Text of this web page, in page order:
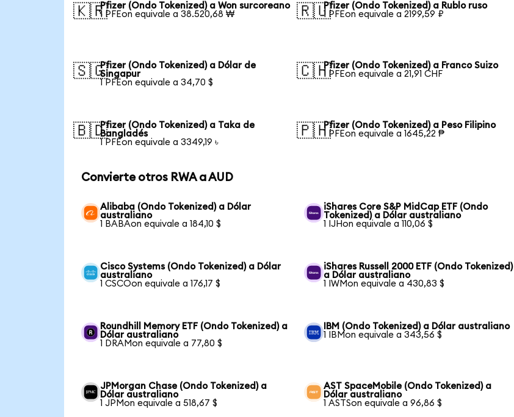
🇰🇷Pfizer (Ondo Tokenized) a Won surcoreano
1 PFEon equivale a 38.520,68 ₩
🇷🇺Pfizer (Ondo Tokenized) a Rublo ruso
1 PFEon equivale a 2199,59 ₽
🇸🇬Pfizer (Ondo Tokenized) a Dólar de
Singapur
1 PFEon equivale a 34,70 $
🇨🇭Pfizer (Ondo Tokenized) a Franco Suizo
1 PFEon equivale a 21,91 CHF
🇧🇩Pfizer (Ondo Tokenized) a Taka de
Bangladés
1 PFEon equivale a 3349,19 ৳
🇵🇭Pfizer (Ondo Tokenized) a Peso Filipino
1 PFEon equivale a 1645,22 ₱
Convierte otros RWA a AUD
Alibaba (Ondo Tokenized) a Dólar
australiano
1 BABAon equivale a 184,10 $
iShares Core S&P MidCap ETF (Ondo
Tokenized) a Dólar australiano
1 IJHon equivale a 110,06 $
Cisco Systems (Ondo Tokenized) a Dólar
australiano
1 CSCOon equivale a 176,17 $
iShares Russell 2000 ETF (Ondo Tokenized)
a Dólar australiano
1 IWMon equivale a 430,83 $
Roundhill Memory ETF (Ondo Tokenized) a
Dólar australiano
1 DRAMon equivale a 77,80 $
IBM (Ondo Tokenized) a Dólar australiano
1 IBMon equivale a 343,56 $
JPMorgan Chase (Ondo Tokenized) a
Dólar australiano
1 JPMon equivale a 518,67 $
AST SpaceMobile (Ondo Tokenized) a
Dólar australiano
1 ASTSon equivale a 96,86 $